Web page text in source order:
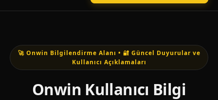
🚀 Onwin Bilgilendirme Alanı • 🔐 Güncel Duyurular ve
Kullanıcı Açıklamaları
Onwin Kullanıcı Bilgi